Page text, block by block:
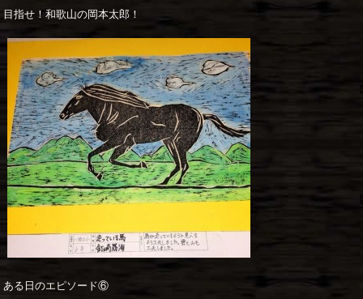
目指せ！和歌山の岡本太郎！
ある日のエピソード⑥